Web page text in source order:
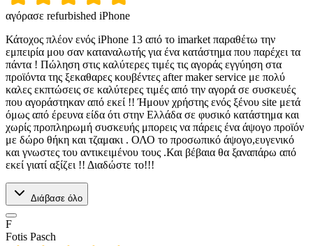
αγόρασε refurbished iPhone
Κάτοχος πλέον ενός iPhone 13 από το imarket παραθέτω την
εμπειρία μου σαν καταναλωτής για ένα κατάστημα που παρέχει τα
πάντα ! Πώληση στις καλύτερες τιμές τις αγοράς εγγύηση στα
προϊόντα της ξεκαθαρες κουβέντες after maker service με πολύ
καλες εκπτώσεις σε καλύτερες τιμές από την αγορά σε συσκευές
που αγοράστηκαν από εκεί !! Ήμουν χρήστης ενός ξένου site μετά
όμως από έρευνα είδα ότι στην Ελλάδα σε φυσικό κατάστημα και
χωρίς προπληρωμή συσκευής μπορεις να πάρεις ένα άψογο προϊόν
με δώρο θήκη και τζαμακι . ΟΛΟ το προσωπικό άψογο,ευγενικό
και γνωστες του αντικειμένου τους .Και βέβαια θα ξαναπάρω από
εκεί γιατί αξίζει !! Διαδώστε το!!!
Διάβασε όλο
F
Fotis Pasch